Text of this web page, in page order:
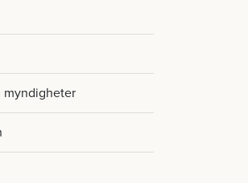
myndigheter